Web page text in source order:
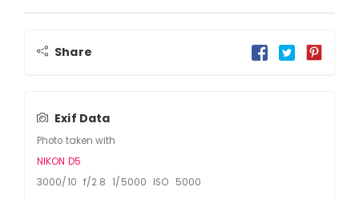
Share
Exif Data
Photo taken with
NIKON D5
3000/10 f/2.8 1/5000 ISO 5000